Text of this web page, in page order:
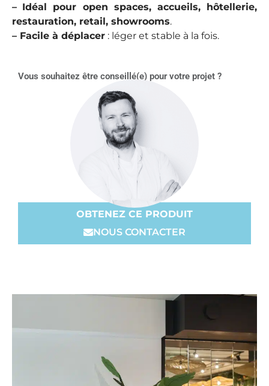
– Idéal pour open spaces, accueils, hôtellerie,
restauration, retail, showrooms.
– Facile à déplacer : léger et stable à la fois.
Vous souhaitez être conseillé(e) pour votre projet ?
OBTENEZ CE PRODUIT
NOUS CONTACTER